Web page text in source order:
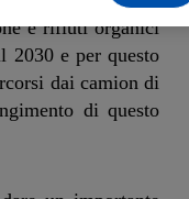
e rifiuti organici
e per questo
dai camion di
di questo